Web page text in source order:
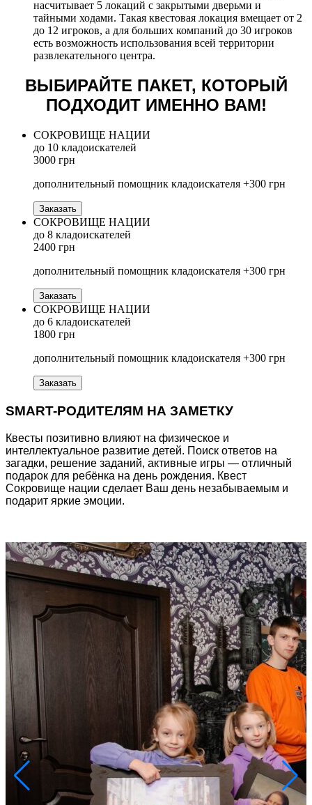
насчитывает 5 локаций с закрытыми дверьми и
тайными ходами. Такая квестовая локация вмещает от 2
до 12 игроков, а для больших компаний до 30 игроков
есть возможность использования всей территории
развлекательного центра.
ВЫБИРАЙТЕ ПАКЕТ, КОТОРЫЙ
ПОДХОДИТ ИМЕННО ВАМ!
СОКРОВИЩЕ НАЦИИ
до 10 кладоискателей
3000 грн
дополнительный помощник кладоискателя +300 грн
Заказать
СОКРОВИЩЕ НАЦИИ
до 8 кладоискателей
2400 грн
дополнительный помощник кладоискателя +300 грн
Заказать
СОКРОВИЩЕ НАЦИИ
до 6 кладоискателей
1800 грн
дополнительный помощник кладоискателя +300 грн
Заказать
SMART-РОДИТЕЛЯМ НА ЗАМЕТКУ
Квесты позитивно влияют на физическое и
интеллектуальное развитие детей. Поиск ответов на
загадки, решение заданий, активные игры — отличный
подарок для ребёнка на день рождения. Квест
Сокровище нации сделает Ваш день незабываемым и
подарит яркие эмоции.